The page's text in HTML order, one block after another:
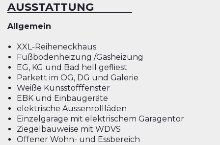
AUSSTATTUNG
Allgemein
XXL-Reiheneckhaus
Fußbodenheizung /Gasheizung
EG, KG und Bad hell gefliest
Parkett im OG, DG und Galerie
Weiße Kunsstofffenster
EBK und Einbaugeräte
elektrische Aussenrollläden
Einzelgarage mit elektrischem Garagentor
Ziegelbauweise mit WDVS
Offener Wohn- und Essbereich